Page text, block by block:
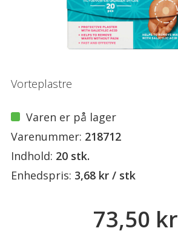
Vorteplastre
Varen er på lager
Varenummer: 218712
Indhold: 20 stk.
Enhedspris: 3,68 kr / stk
73,50 kr